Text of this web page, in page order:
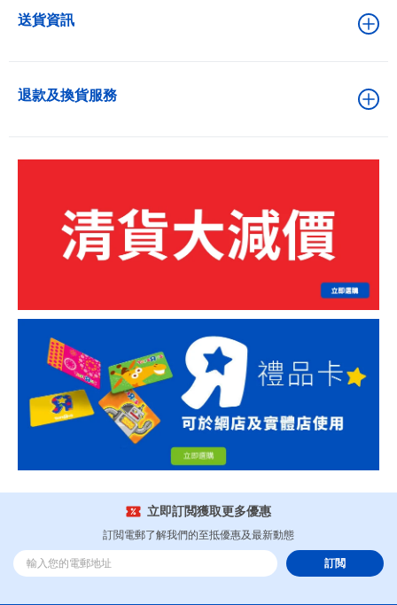
送貨資訊
退款及換貨服務
立即訂閲獲取更多優惠
訂閲電郵了解我們的至抵優惠及最新動態
訂閲